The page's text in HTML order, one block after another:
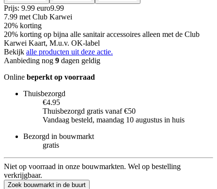
Prijs: 9.99 euro9.99
7.99 met Club Karwei
20% korting
20% korting op bijna alle sanitair accessoires alleen met de Club
Karwei Kaart, M.u.v. OK-label
Bekijk alle producten uit deze actie.
Aanbieding nog 9 dagen geldig
Online beperkt op voorraad
Thuisbezorgd
€4.95
Thuisbezorgd gratis vanaf €50
Vandaag besteld, maandag 10 augustus in huis
Bezorgd in bouwmarkt
gratis
Niet op voorraad in onze bouwmarkten. Wel op bestelling
verkrijgbaar.
Zoek bouwmarkt in de buurt